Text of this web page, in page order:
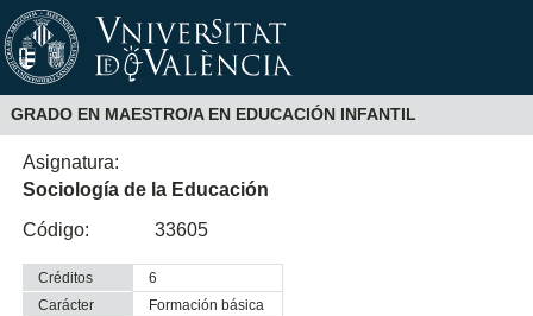
GRADO EN MAESTRO/A EN EDUCACIÓN INFANTIL
Asignatura:
Sociología de la Educación
Código:
33605
Créditos
6
Carácter
formación básica